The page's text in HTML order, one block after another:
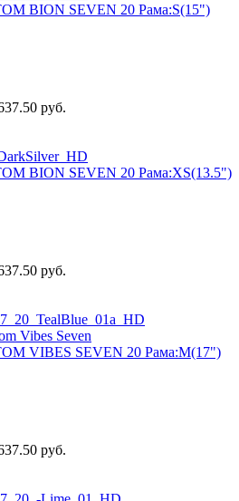
BION SEVEN 20 Рама:S(15")
руб.
BION SEVEN 20 Рама:XS(13.5")
руб.
VIBES SEVEN 20 Рама:M(17")
руб.